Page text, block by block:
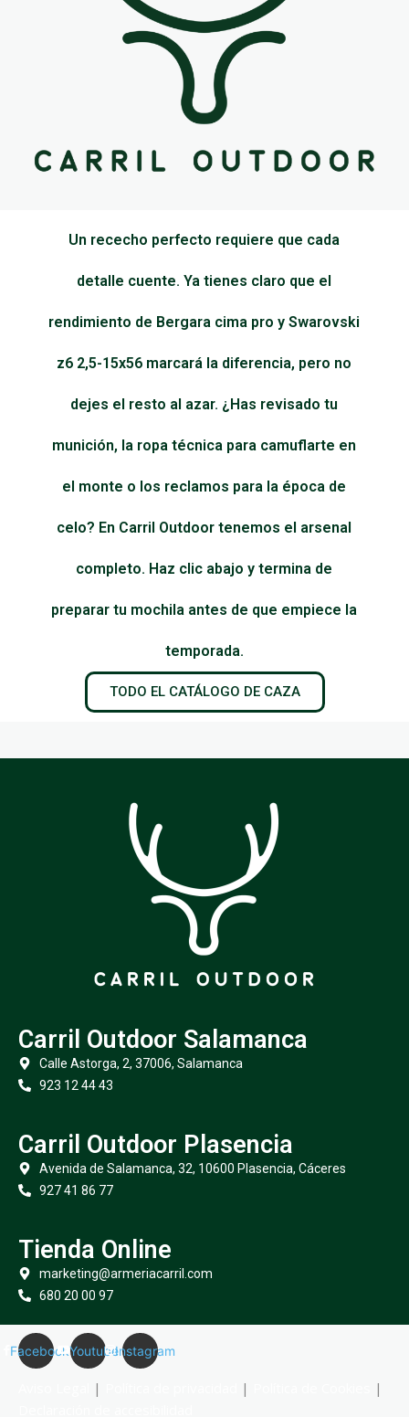
Un rececho perfecto requiere que cada
detalle cuente. Ya tienes claro que el
rendimiento de Bergara cima pro y Swarovski
z6 2,5-15x56 marcará la diferencia, pero no
dejes el resto al azar. ¿Has revisado tu
munición, la ropa técnica para camuflarte en
el monte o los reclamos para la época de
celo? En Carril Outdoor tenemos el arsenal
completo. Haz clic abajo y termina de
preparar tu mochila antes de que empiece la
temporada.
TODO EL CATÁLOGO DE CAZA
Carril Outdoor Salamanca
Calle Astorga, 2, 37006, Salamanca
923 12 44 43
Carril Outdoor Plasencia
Avenida de Salamanca, 32, 10600 Plasencia, Cáceres
927 41 86 77
Tienda Online
marketing@armeriacarril.com
680 20 00 97
FacebookYoutubeInstagram
| |
|